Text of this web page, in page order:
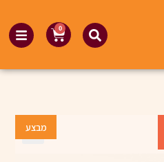
0
מבצע